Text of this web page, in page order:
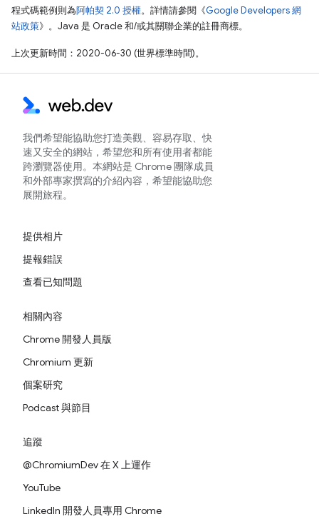
程式碼範例則為阿帕契 2.0 授權。詳情請參閱《Google Developers 網
站政策》。Java 是 Oracle 和/或其關聯企業的註冊商標。
上次更新時間：2020-06-30 (世界標準時間)。
我們希望能協助您打造美觀、容易存取、快
速又安全的網站，希望您和所有使用者都能
跨瀏覽器使用。本網站是 Chrome 團隊成員
和外部專家撰寫的介紹內容，希望能協助您
展開旅程。
提供相片
提報錯誤
查看已知問題
相關內容
Chrome 開發人員版
Chromium 更新
個案研究
Podcast 與節目
追蹤
@ChromiumDev 在 X 上運作
YouTube
LinkedIn 開發人員專用 Chrome